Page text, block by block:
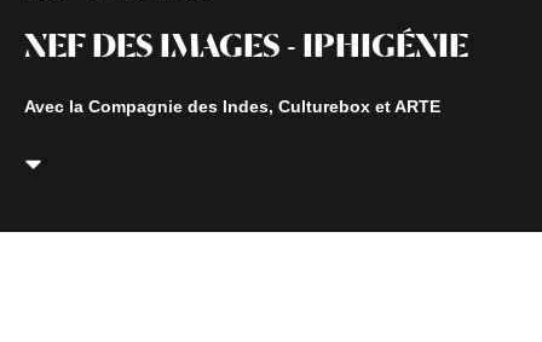
NEF DES IMAGES - IPHIGÉNIE
Avec la Compagnie des Indes, Culturebox et ARTE